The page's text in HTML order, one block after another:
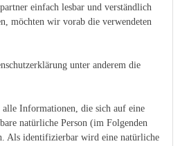
einfach lesbar und verständlich
möchten wir vorab die verwendeten
unter anderem die
alle Informationen, die sich auf eine
natürliche Person (im Folgenden
Als identifizierbar wird eine natürliche